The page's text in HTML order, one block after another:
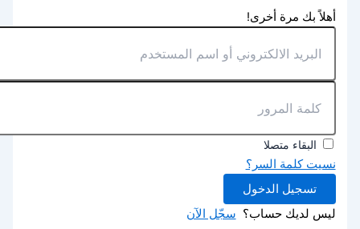
أهلاً بك مرة أخرى!
البقاء متصلا
نسيت كلمة السر؟
تسجيل الدخول
ليس لديك حساب؟ سجّل الآن